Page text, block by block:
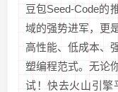
豆包Seed-Code的
域的强势进军，更
高性能、低成本、
塑编程范式。无论
试！快去火山引擎